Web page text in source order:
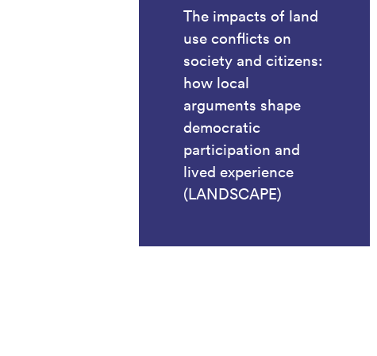
The impacts of land
use conflicts on
society and citizens:
how local
arguments shape
democratic
participation and
lived experience
(LANDSCAPE)